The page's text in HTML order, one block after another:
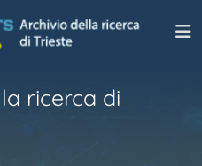
ricerca di